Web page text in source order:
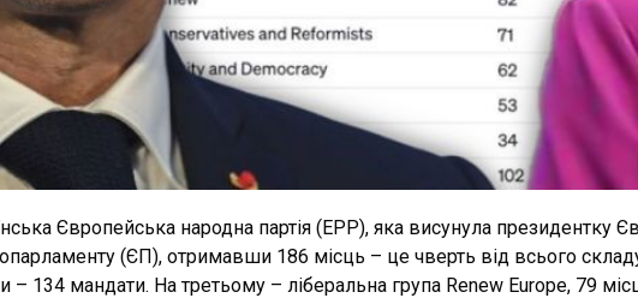
Європейська народна партія (EPP), яка висунула президентку
(ЄП), отримавши 186 місць – це чверть від всього
– 134 мандати. На третьому – ліберальна група Renew Europe, 79